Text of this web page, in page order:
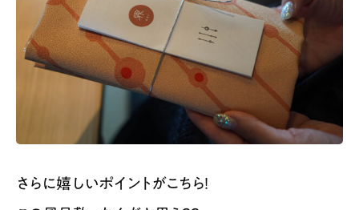
さらに嬉しいポイントがこちら！